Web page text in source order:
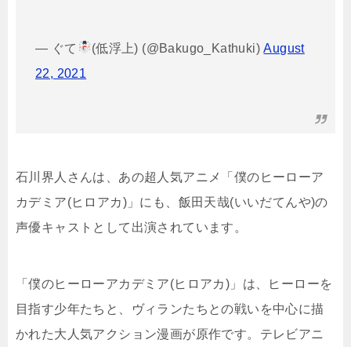
— ぐて (低浮上) (@Bakugo_Kathuki)August
22, 2021
石川界人さんは、あの超人気アニメ「僕のヒーローア
カデミア(ヒロアカ)」にも、飯田天哉(いいだてんや)の
声優キャストとして出演されています。
「僕のヒーローアカデミア(ヒロアカ)」は、ヒーローを
目指す少年たちと、ヴィランたちとの戦いを中心に描
かれた大人気アクション漫画が原作です。テレビアニ